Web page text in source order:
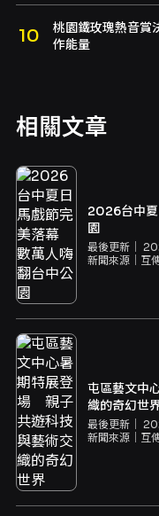
桃園鐵玫瑰熱音
作能量
相關文章
2026台中
園
最後更新｜
新聞來源｜ 互
屯區藝文中
織的奇幻世
最後更新｜
新聞來源｜ 互